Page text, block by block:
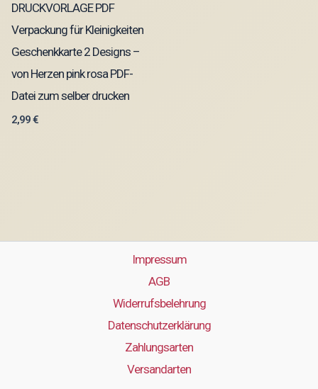
DRUCKVORLAGE PDF
Verpackung für Kleinigkeiten
Geschenkkarte 2 Designs –
von Herzen pink rosa PDF-
Datei zum selber drucken
2,99€
Impressum
AGB
Widerrufsbelehrung
Datenschutzerklärung
Zahlungsarten
Versandarten